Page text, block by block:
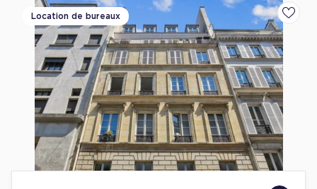
Location de bureaux